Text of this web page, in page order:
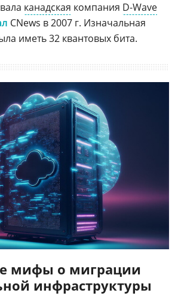
канадская компания D-Wave
CNews в 2007 г. Изначальная
иметь 32 квантовых бита.
мифы о миграции
инфраструктуры